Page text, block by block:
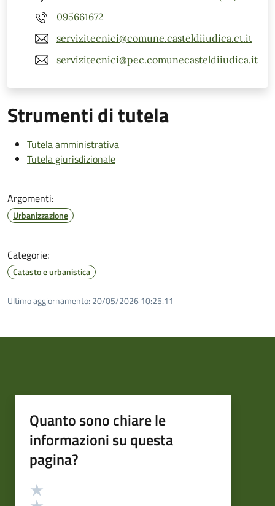
095661672
servizitecnici@comune.casteldiiudica.ct.it
servizitecnici@pec.comunecasteldiiudica.it
Strumenti di tutela
Tutela amministrativa
Tutela giurisdizionale
Argomenti:
Urbanizzazione
Categorie:
Catasto e urbanistica
Ultimo aggiornamento: 20/05/2026 10:25.11
Quanto sono chiare le
informazioni su questa
pagina?
Valutazione